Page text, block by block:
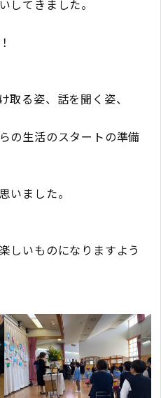
してきました。
取る姿、話を聞く姿、
の生活のスタートの準備
いました。
しいものになりますよう